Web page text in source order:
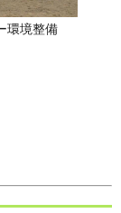
環境整備